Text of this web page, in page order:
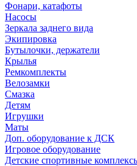
Фонари, катафоты
Насосы
Зеркала заднего вида
Экипировка
Бутылочки, держатели
Крылья
Ремкомплекты
Велозамки
Смазка
Детям
Игрушки
Маты
Доп. оборудование к ДСК
Игровое оборудование
Детские спортивные